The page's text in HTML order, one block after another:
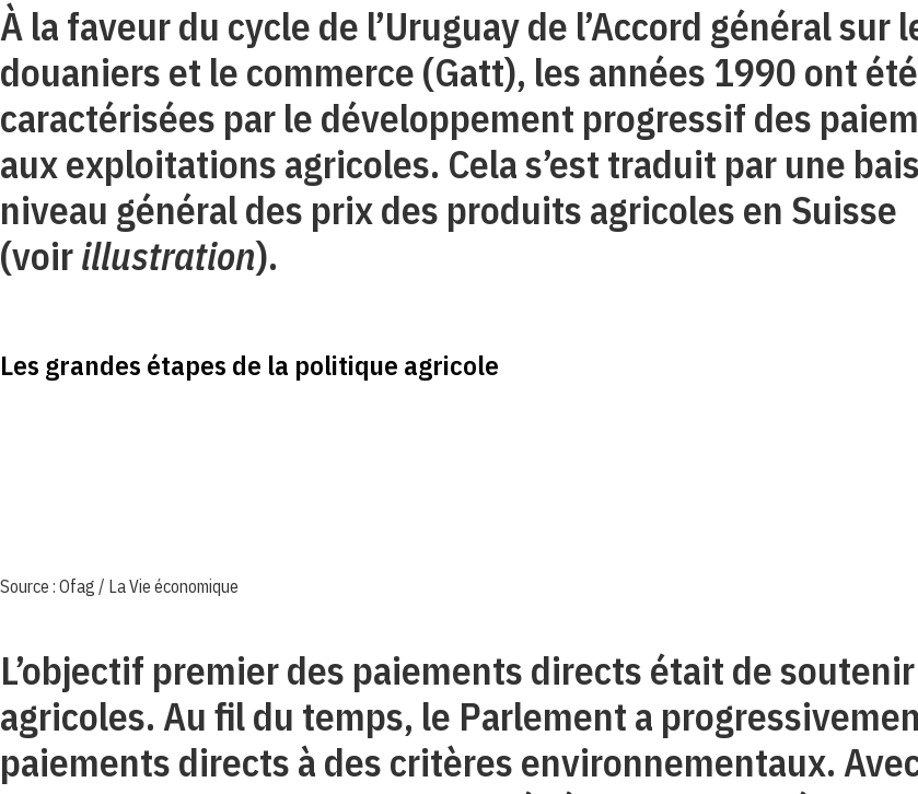
À la faveur du cycle de l’Uruguay de l’Accord général sur
douaniers et le commerce (Gatt), les années 1990 ont été
caractérisées par le développement progressif des
aux exploitations agricoles. Cela s’est traduit par une
niveau général des prix des produits agricoles en Suisse
(voirillustration).
Les grandes étapes de la politique agricole
Source : Ofag / La Vie économique
L’objectif premier des paiements directs était de
agricoles. Au fil du temps, le Parlement a
paiements directs à des critères environnementaux.